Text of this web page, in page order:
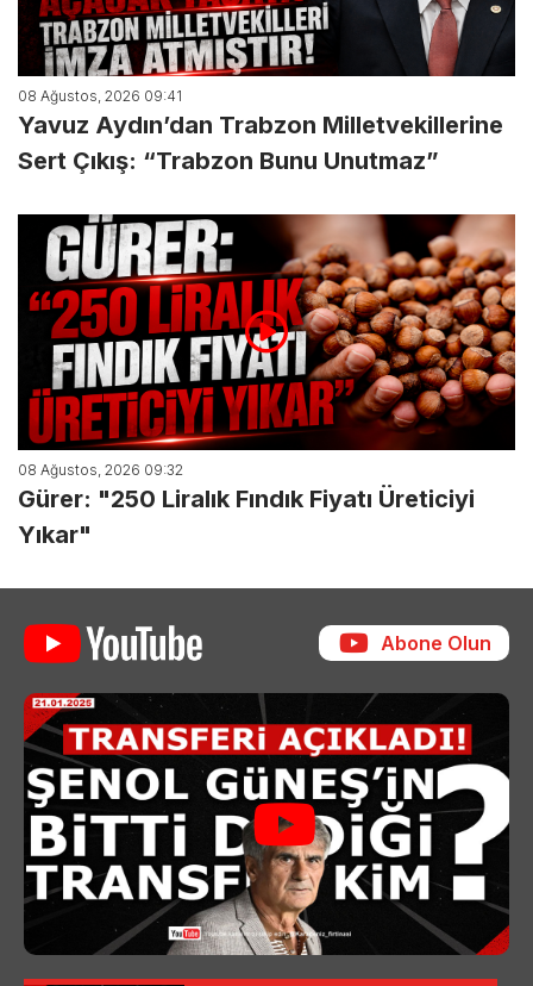
08 Ağustos, 2026 09:41
Yavuz Aydın’dan Trabzon Milletvekillerine
Sert Çıkış: “Trabzon Bunu Unutmaz”
08 Ağustos, 2026 09:32
Gürer: "250 Liralık Fındık Fiyatı Üreticiyi
Yıkar"
Abone Olun